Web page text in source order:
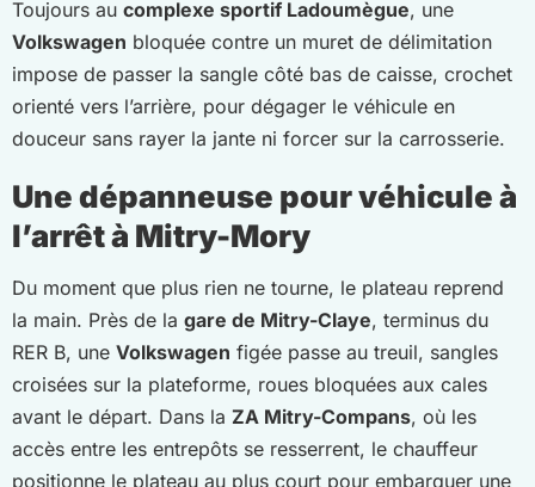
Toujours au complexe sportif Ladoumègue, une
Volkswagen bloquée contre un muret de délimitation
impose de passer la sangle côté bas de caisse, crochet
orienté vers l’arrière, pour dégager le véhicule en
douceur sans rayer la jante ni forcer sur la carrosserie.
Une dépanneuse pour véhicule à
l’arrêt à Mitry-Mory
Du moment que plus rien ne tourne, le plateau reprend
la main. Près de la gare de Mitry-Claye, terminus du
RER B, une Volkswagen figée passe au treuil, sangles
croisées sur la plateforme, roues bloquées aux cales
avant le départ. Dans la ZA Mitry-Compans, où les
accès entre les entrepôts se resserrent, le chauffeur
positionne le plateau au plus court pour embarquer une